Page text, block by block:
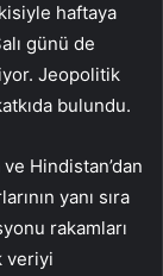
haftaya
günü de
Jeopolitik
bulundu.
Hindistan’dan
yanı sıra
rakamları
veriyi